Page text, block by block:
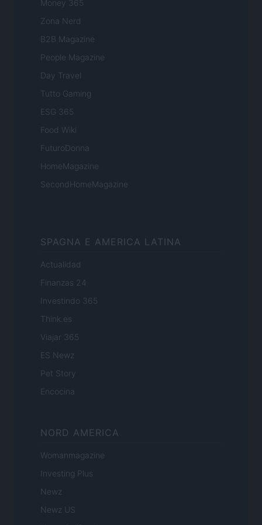
Money 365
Zona Nerd
B2B Magazine
People Magazine
Day Travel
Tutto Gaming
ESG 365
Food Wiki
FuturoDonna
HomeMagazine
SecondHomeMagazine
SPAGNA E AMERICA LATINA
Actualidad
Finanzas 24
Investindo 365
Think.es
Viajar 365
ES Newz
Pet Story
Encocina
NORD AMERICA
Womanmagazine
Investing Plus
Newz
Newz US